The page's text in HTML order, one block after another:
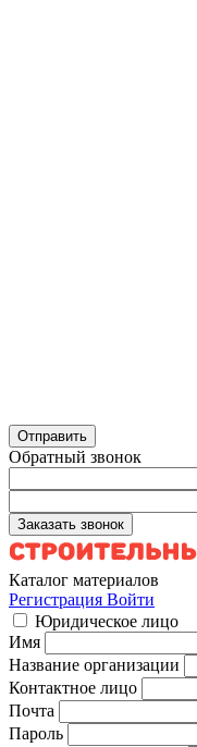
Обратный звонок
Каталог материалов
Регистрация Войти
Юридическое лицо
Имя
Название организации
Контактное лицо
Почта
Пароль